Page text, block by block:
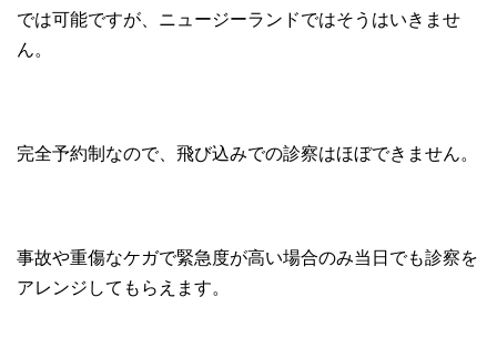
では可能ですが、ニュージーランドではそうはいきませ
ん。
完全予約制なので、飛び込みでの診察はほぼできません。
事故や重傷なケガで緊急度が高い場合のみ当日でも診察を
アレンジしてもらえます。